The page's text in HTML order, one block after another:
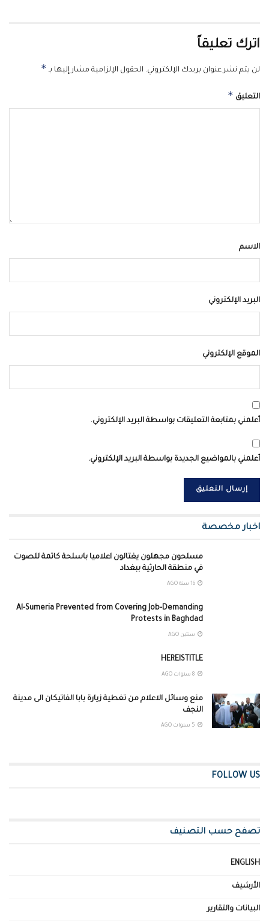
اترك تعليقاً
لن يتم نشر عنوان بريدك الإلكتروني. الحقول الإلزامية مشار إليها بـ *
التعليق *
الاسم
البريد الإلكتروني
الموقع الإلكتروني
أعلمني بمتابعة التعليقات بواسطة البريد الإلكتروني.
أعلمني بالمواضيع الجديدة بواسطة البريد الإلكتروني.
اخبار مخصصة
مسلحون مجهلون يغتالون اعلاميا باسلحة كاتمة للصوت
في منطقة الحارثية ببغداد
Al-Sumeria Prevented from Covering Job-Demanding
Protests in Baghdad
سنتين AGO
HEREISTITLE
منع وسائل الاعلام من تغطية زيارة بابا الفاتيكان الى مدينة
النجف
FOLLOW US
تصفح حسب التصنيف
ENGLISH
الأرشيف
البيانات والتقارير